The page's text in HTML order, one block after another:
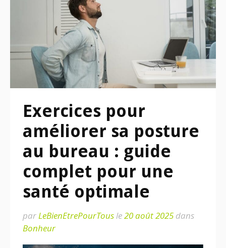
Exercices pour
améliorer sa posture
au bureau : guide
complet pour une
santé optimale
parLeBienEtrePourTousle20 août 2025 dans
Bonheur